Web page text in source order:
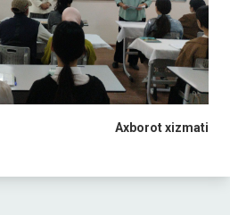
Axborot xizmati